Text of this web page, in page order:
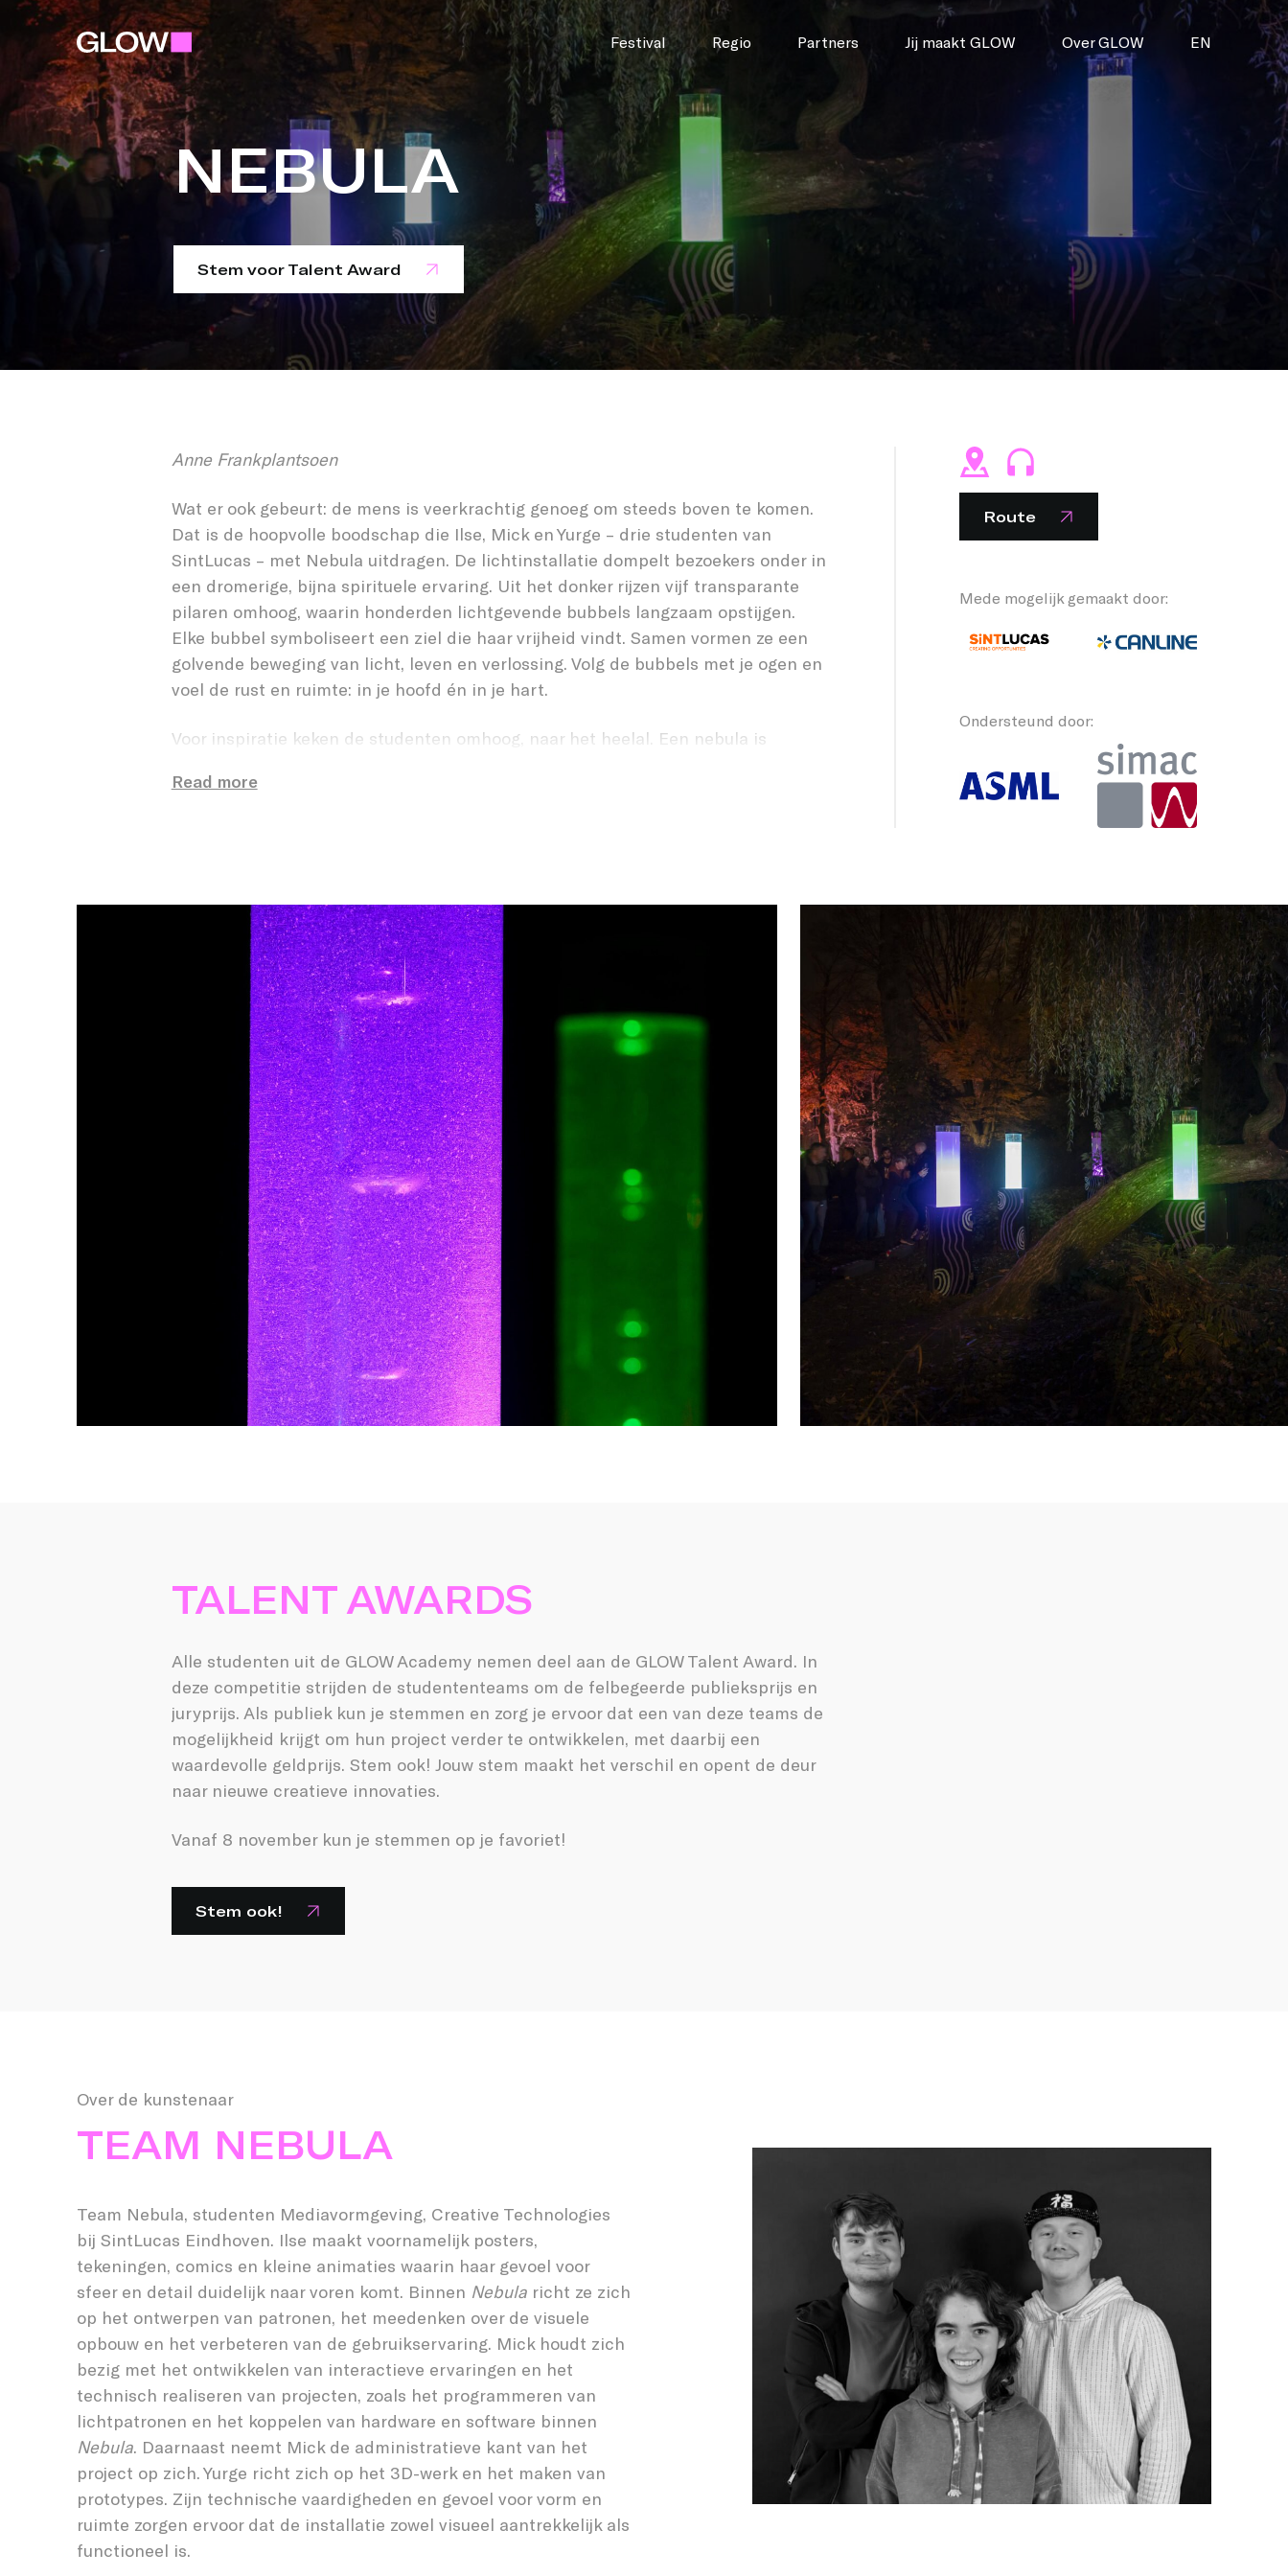
Festival Regio Partners Jij maakt GLOW Over GLOW EN
NEBULA
Stem voor Talent Award
LICHTKUNST
Anne Frankplantsoen
Wat er ook gebeurt: de mens is veerkrachtig genoeg om steeds boven te komen.
Dat is de hoopvolle boodschap die Ilse, Mick en Yurge – drie studenten van
SintLucas – met Nebula uitdragen. De lichtinstallatie dompelt bezoekers onder in
een dromerige, bijna spirituele ervaring. Uit het donker rijzen vijf transparante
pilaren omhoog, waarin honderden lichtgevende bubbels langzaam opstijgen.
Elke bubbel symboliseert een ziel die haar vrijheid vindt. Samen vormen ze een
golvende beweging van licht, leven en verlossing. Volg de bubbels met je ogen en
voel de rust en ruimte: in je hoofd én in je hart.
Voor inspiratie keken de studenten omhoog, naar het heelal. Een nebula is
sterven. Die continue cyclus van begin en einde vormt de kern van het werk. Met
Read more
Route
Mede mogelijk gemaakt door:
Ondersteund door:
TALENT AWARDS
Alle studenten uit de GLOW Academy nemen deel aan de GLOW Talent Award. In
deze competitie strijden de studententeams om de felbegeerde publieksprijs en
juryprijs. Als publiek kun je stemmen en zorg je ervoor dat een van deze teams de
mogelijkheid krijgt om hun project verder te ontwikkelen, met daarbij een
waardevolle geldprijs. Stem ook! Jouw stem maakt het verschil en opent de deur
naar nieuwe creatieve innovaties.
Vanaf 8 november kun je stemmen op je favoriet!
Stem ook!
Over de kunstenaar
TEAM NEBULA
Team Nebula, studenten Mediavormgeving, Creative Technologies
bij SintLucas Eindhoven. Ilse maakt voornamelijk posters,
tekeningen, comics en kleine animaties waarin haar gevoel voor
sfeer en detail duidelijk naar voren komt. Binnen Nebula richt ze zich
op het ontwerpen van patronen, het meedenken over de visuele
opbouw en het verbeteren van de gebruikservaring. Mick houdt zich
bezig met het ontwikkelen van interactieve ervaringen en het
technisch realiseren van projecten, zoals het programmeren van
lichtpatronen en het koppelen van hardware en software binnen
Nebula. Daarnaast neemt Mick de administratieve kant van het
project op zich. Yurge richt zich op het 3D-werk en het maken van
prototypes. Zijn technische vaardigheden en gevoel voor vorm en
ruimte zorgen ervoor dat de installatie zowel visueel aantrekkelijk als
functioneel is.